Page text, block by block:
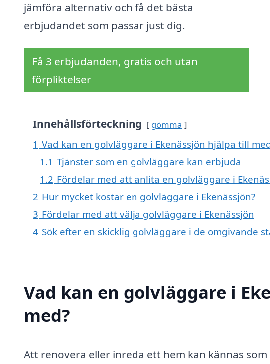
jämföra alternativ och få det bästa
erbjudandet som passar just dig.
Få 3 erbjudanden, gratis och utan
förpliktelser
Innehållsförteckning gömma
1 Vad kan en golvläggare i Ekenässjön hjälpa till
1.1 Tjänster som en golvläggare kan erbjuda
1.2 Fördelar med att anlita en golvläggare i
2 Hur mycket kostar en golvläggare i Ekenässjön?
3 Fördelar med att välja golvläggare i Ekenässjön
4 Sök efter en skicklig golvläggare i de omgivande
Vad kan en golvläggare i
med?
Att renovera eller inreda ett hem kan kännas